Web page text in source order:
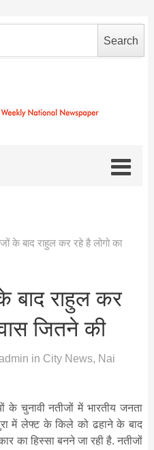
के बाद राहुल कर रहे है लोगो का
बाद राहुल कर
जितने की
in City News, Nai
के चुनावी नतीजों में भारतीय जनता
में लेफ्ट के किले को ढहाने के बाद
का हिस्सा बनने जा रही है. नतीजों